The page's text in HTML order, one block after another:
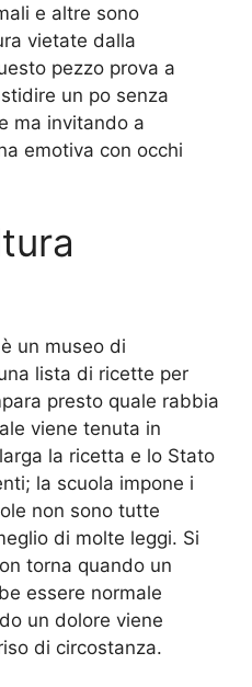
e altre sono
vietate dalla
pezzo prova a
un po senza
ma invitando a
emotiva con occhi
un museo di
lista di ricette per
presto quale rabbia
viene tenuta in
la ricetta e lo Stato
la scuola impone i
non sono tutte
di molte leggi. Si
torna quando un
essere normale
un dolore viene
di circostanza.